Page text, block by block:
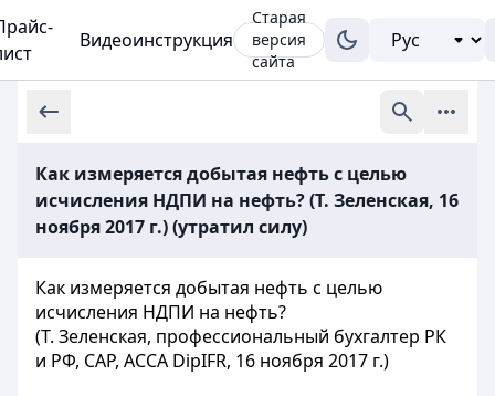
Видеоинструкция
Старая
версия
сайта
Как измеряется добытая нефть с целью
исчисления НДПИ на нефть? (Т. Зеленская, 16
ноября 2017 г.) (утратил силу)
Как измеряется добытая нефть с целью
исчисления НДПИ на нефть?
(Т. Зеленская, профессиональный бухгалтер РК
и РФ, CAP, ACCA DipIFR, 16 ноября 2017 г.)